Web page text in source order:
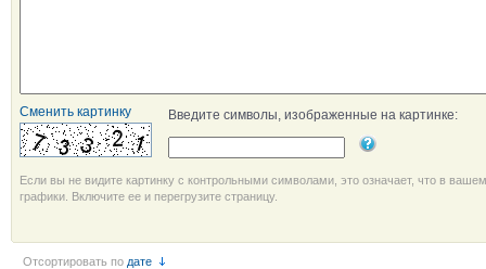
Сменить картинку Введите символы, изображенные на картинке:
Если вы не видите картинку с контрольными символами, это означает, что в
графики. Включите ее и перегрузите страницу.
Отсортировать по дате